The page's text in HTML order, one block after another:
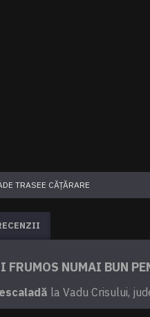
TRASEE CĂȚĂRARE
FRUMOS NUMAI BUN
escaladă la Vadu Crisului,